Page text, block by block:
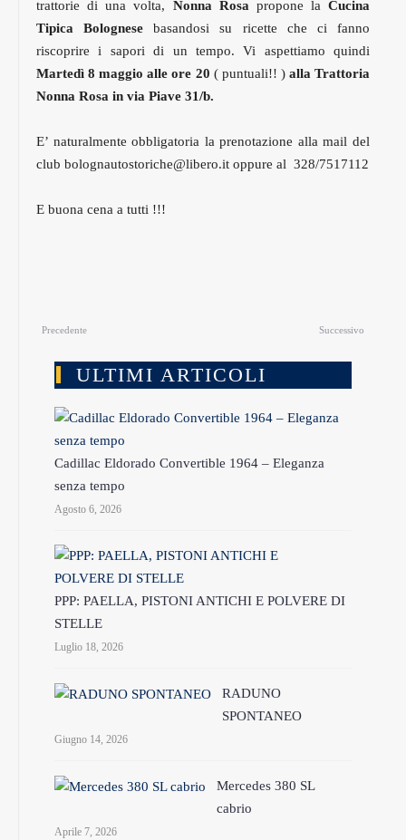
trattorie di una volta, Nonna Rosa propone la Cucina
Tipica Bolognese basandosi su ricette che ci fanno
riscoprire i sapori di un tempo. Vi aspettiamo quindi
Martedì 8 maggio alle ore 20 ( puntuali!! ) alla Trattoria
Nonna Rosa in via Piave 31/b.
E’ naturalmente obbligatoria la prenotazione alla mail del
club bolognautostoriche@libero.it oppure al 328/7517112
E buona cena a tutti !!!
Precedente Successivo
ULTIMI ARTICOLI
Cadillac Eldorado Convertible 1964 – Eleganza
senza tempo
Agosto 6, 2026
PPP: PAELLA, PISTONI ANTICHI E POLVERE DI
STELLE
Luglio 18, 2026
RADUNO
SPONTANEO
Giugno 14, 2026
Mercedes 380 SL
cabrio
Aprile 7, 2026